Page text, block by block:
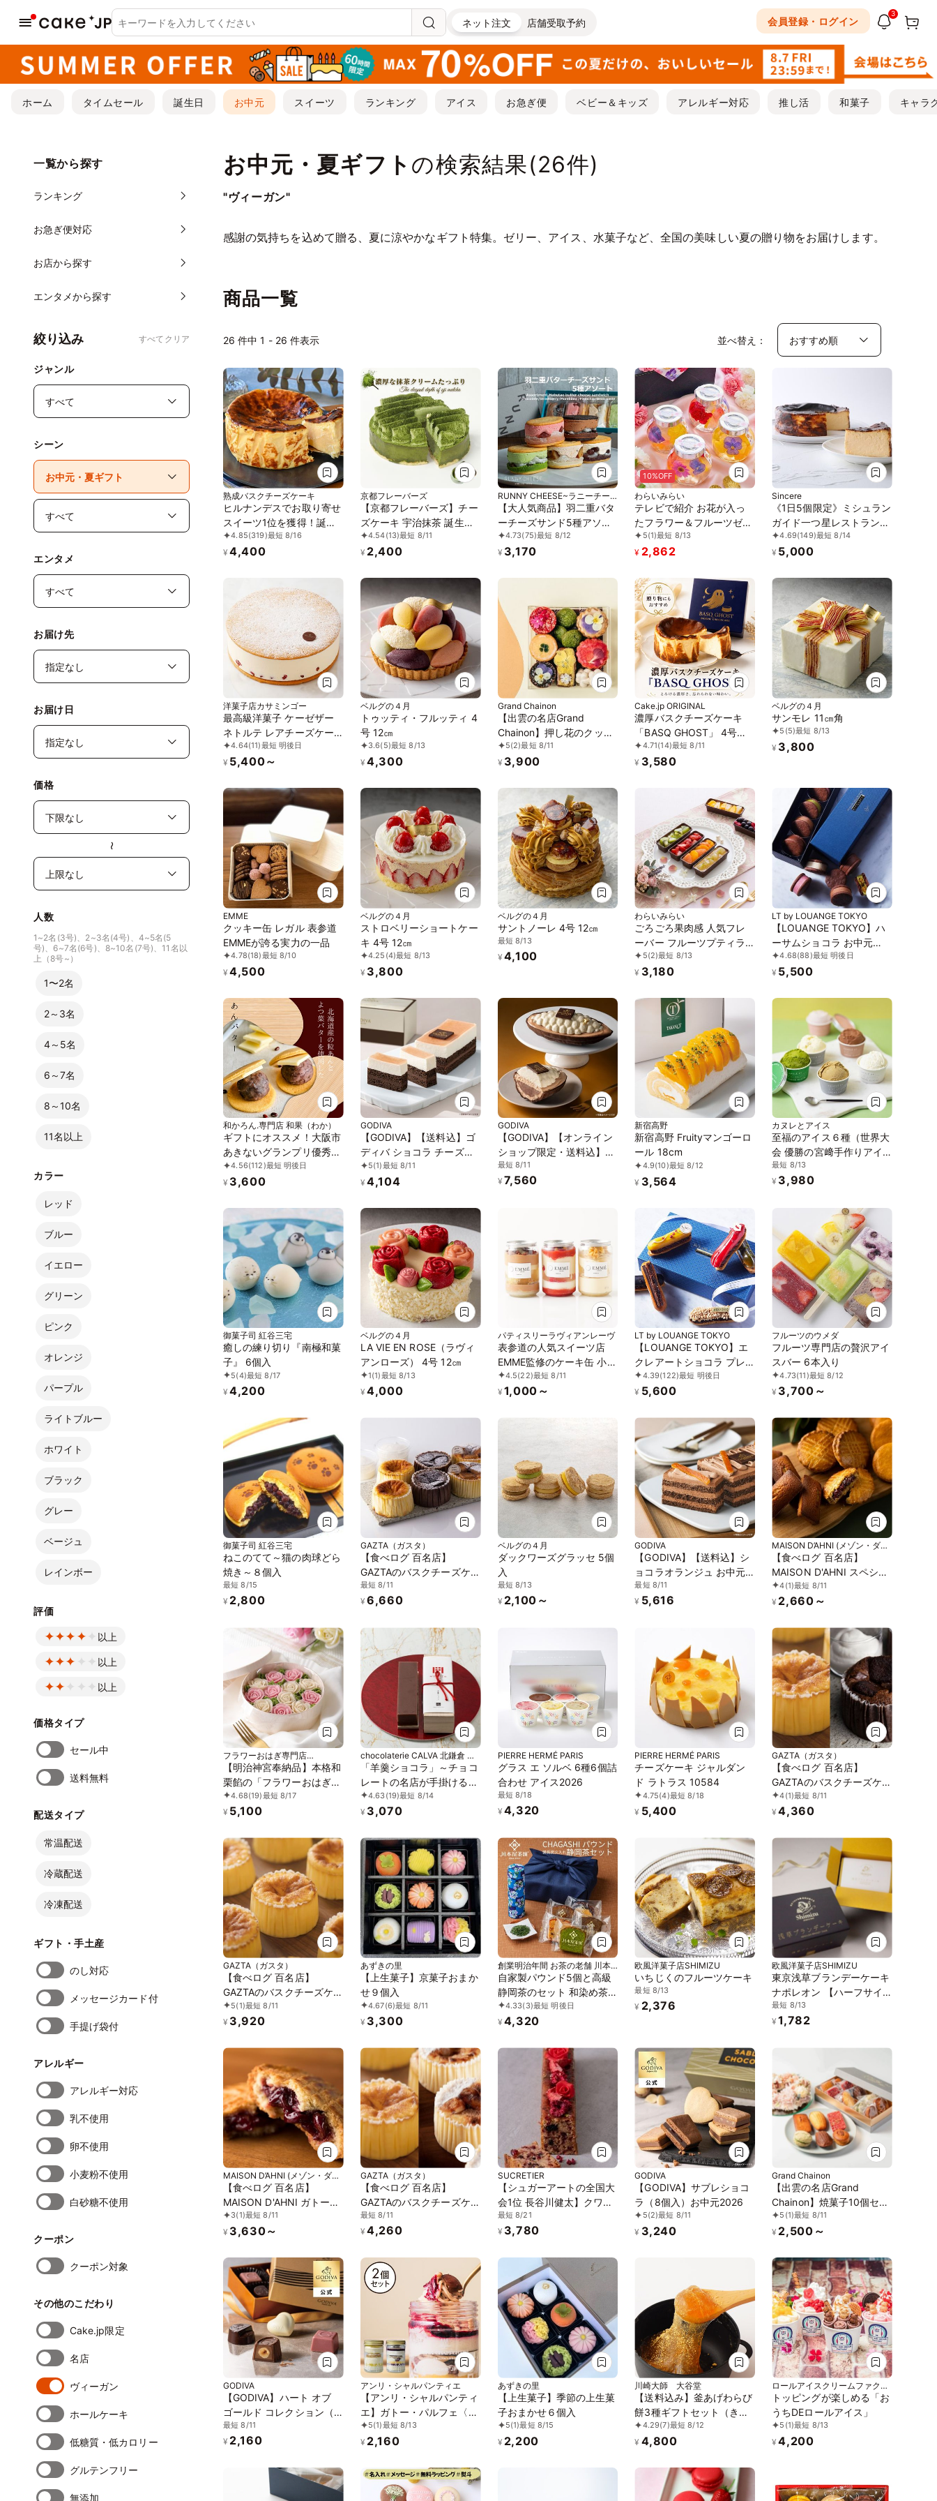
ネット注文 店舗受取予約 会員登録・ログイン
3
ホーム タイムセール 誕生日 お中元 スイーツ ランキング アイス お急ぎ便 ベビー＆キッズ アレルギー対応 推し活 和菓子 キャラ
お中元・夏ギフト の検索結果(26件)
"ヴィーガン"
感謝の気持ちを込めて贈る、夏に涼やかなギフト特集。ゼリー、アイス、水菓子など、全国の美味しい夏の贈り物をお届けします。
一覧から探す
ランキング
お急ぎ便対応
お店から探す
エンタメから探す
絞り込み すべてクリア
ジャンル
シーン
エンタメ
お届け先
お届け日
価格
〜
人数
1~2名(3号)、2~3名(4号)、4~5名(5
号)、6~7名(6号)、8~10名(7号)、11名以
上（8号~）
1〜2名
2～3名
4～5名
6～7名
8～10名
11名以上
カラー
レッド
ブルー
イエロー
グリーン
ピンク
オレンジ
パープル
ライトブルー
ホワイト
ブラック
グレー
ベージュ
レインボー
評価
以上
以上
以上
価格タイプ
セール中
送料無料
配送タイプ
常温配送
冷蔵配送
冷凍配送
ギフト・手土産
のし対応
メッセージカード付
手提げ袋付
アレルギー
アレルギー対応
乳不使用
卵不使用
小麦粉不使用
白砂糖不使用
クーポン
クーポン対象
その他のこだわり
Cake.jp限定
名店
ヴィーガン
ホールケーキ
低糖質・低カロリー
グルテンフリー
無添加
商品一覧
26 件中 1 - 26 件表示 並べ替え：
熟成バスクチーズケーキ
ヒルナンデスでお取り寄せ
スイーツ1位を獲得！誕生
日に 熟成で旨味成分約2
倍！グルテンフリーの「熟
4.85(319)最短 8/16
¥ 4,400
京都フレーバーズ
【京都フレーバーズ】チー
ズケーキ 宇治抹茶 誕生日
プレゼント 贈り物 お中元
2026
4.54(13)最短 8/11
¥ 2,400
RUNNY CHEESE~ラニーチー
ズ~
【大人気商品】羽二重バタ
ーチーズサンド5種アソー
ト4.73(75)最短 8/12
¥ 3,170
10%OFF
わらいみらい
テレビで紹介 お花が入っ
たフラワー＆フルーツゼリ
ー 4個入 お中元2026
5(1)最短 8/13
¥ 2,862
Sincere
《1日5個限定》ミシュラン
ガイド一つ星レストラン
「Sincere」の絶品バスク
チーズケーキ
4.69(149)最短 8/14
¥ 5,000
洋菓子店カサミンゴー
最高級洋菓子 ケーゼザー
ネトルテ レアチーズケー
キ 15cm
4.64(11)最短 明後日
¥ 5,400～
ベルグの４月
トゥッティ・フルッティ 4
号 12㎝
3.6(5)最短 8/13
¥ 4,300
Grand Chainon
【出雲の名店Grand
Chainon】押し花のクッキ
ー缶 ママルニー
5(2)最短 8/11
¥ 3,900
Cake.jp ORIGINAL
濃厚バスクチーズケーキ
「BASQ GHOST」 4号
（12㎝）｜香ばしさととろ
ける幻のくちどけ
4.71(14)最短 8/11
¥ 3,580
ベルグの４月
サンモレ 11㎝角
5 (5)最短 8/13
¥ 3,800
EMME
クッキー缶 レガル 表参道
EMMEが誇る実力の一品
4.78(18)最短 8/10
¥ 4,500
ベルグの４月
ストロベリーショートケー
キ 4号 12㎝
4.25 (4)最短 8/13
¥ 3,800
ベルグの４月
サントノーレ 4号 12㎝
最短 8/13
¥ 4,100
わらいみらい
ごろごろ果肉感 人気フレ
ーバー フルーツプティラ
ーナ 6本入 お中元2026
5(2)最短 8/13
¥ 3,180
LT by LOUANGE TOKYO
【LOUANGE TOKYO】ハ
ーサムショコラ お中元
2026
4.68(88)最短 明後日
¥ 5,500
和かろん.専門店 和果（わか）
ギフトにオススメ！大阪市
あきないグランプリ優秀賞
受賞!!～ メディアで人気の
生どら焼き 和スイーツ～
中元2026
4.56(112)最短 明後日
¥ 3,600
GODIVA
【GODIVA】【送料込】ゴ
ディバ ショコラ チーズケ
ーキ お中元2026
5(1)最短 8/11
¥ 4,104
GODIVA
【GODIVA】【オンライン
ショップ限定・送料込】ト
レゾール ～3つのチョコレ
ートを楽しむアイスケーキ
最短 8/11
¥ 7,560
新宿高野
新宿高野 Fruityマンゴーロ
ール 18cm
4.9(10)最短 8/12
¥ 3,564
カヌレとアイス
至福のアイス６種（世界大
会 優勝の宮﨑手作りアイ
ス６個セット）アイス
2026
最短 8/13
¥ 3,980
御菓子司 紅谷三宅
癒しの練り切り『南極和菓
子』 6個入
5(4)最短 8/17
¥ 4,200
ベルグの４月
LA VIE EN ROSE（ラヴィ
アンローズ） 4号 12㎝
1(1)最短 8/13
¥ 4,000
パティスリーラヴィアンレーヴ
表参道の人気スイーツ店
EMME監修のケーキ缶 小サ
イズ250ml 3缶入 （薔薇と
イチゴ缶、モンブラン缶、
る3種）
4.5(22)最短 8/11
¥ 1,000～
LT by LOUANGE TOKYO
【LOUANGE TOKYO】エ
クレアートショコラ プレ
ミアム お中元2026
4.39(122)最短 明後日
¥ 5,600
フルーツのウメダ
フルーツ専門店の贅沢アイ
スバー 6本入り
4.73(11)最短 8/12
¥ 3,700～
御菓子司 紅谷三宅
ねこのてて～猫の肉球どら
焼き～８個入
最短 8/15
¥ 2,800
GAZTA（ガスタ）
【食べログ 百名店】
GAZTAのバスクチーズケー
キ、チョコレート、ホワイ
トチョコレート 3種6個セ
最短 8/11
¥ 6,660
ベルグの４月
ダックワーズグラッセ 5個
入
最短 8/13
¥ 2,100～
GODIVA
【GODIVA】【送料込】シ
ョコラオランジュ お中元
2026
最短 8/11
¥ 5,616
MAISON D’AHNI (メゾン・ダー
ニ)
【食べログ 百名店】
MAISON D'AHNI スペシャ
リテ 6個入り
4(1)最短 8/11
¥ 2,660～
フラワーおはぎ専門店
Oh!huggy!!
【明治神宮奉納品】本格和
栗餡の「フラワーおはぎボ
ックス」お中元2026
4.68(19)最短 8/17
¥ 5,100
chocolaterie CALVA 北鎌倉 門
前「羊羹ショコラ」～チョコ
レートの名店が手掛ける和
と洋の新食感～
4.63 (19)最短 8/14
¥ 3,070
PIERRE HERMÉ PARIS
グラス エ ソルベ 6種6個詰
合わせ アイス2026
最短 8/18
¥ 4,320
PIERRE HERMÉ PARIS
チーズケーキ ジャルダン
ド ラトラス 10584
4.75(4)最短 8/18
¥ 5,400
GAZTA（ガスタ）
【食べログ 百名店】
GAZTAのバスクチーズケー
キとチョコレートバスクチ
ーズケーキ 2種4個セット
4(1)最短 8/11
¥ 4,360
GAZTA（ガスタ）
【食べログ 百名店】
GAZTAのバスクチーズケー
キ(8cm）4個入り お中元
2026
5(1)最短 8/11
¥ 3,920
あずきの里
【上生菓子】京菓子おまか
せ９個入
4.67(6)最短 8/11
¥ 3,300
創業明治年間 お茶の老舗 川本
屋
自家製パウンド5個と高級
静岡茶のセット 和染め茶
缶・風呂敷包装付き お中
元2026
4.33(3)最短 明後日
¥ 4,320
欧風洋菓子店SHIMIZU
いちじくのフルーツケーキ
最短 8/13
¥ 2,376
欧風洋菓子店SHIMIZU
東京浅草ブランデーケーキ
ナポレオン 【ハーフサイ
ズ】
最短 8/13
¥ 1,782
MAISON D’AHNI (メゾン・ダー
ニ)
【食べログ 百名店】
MAISON D'AHNI ガトーバ
スクとガトーバスク オウ
ショコラセット 6個入り お
3(1)最短 8/11
¥ 3,630～
GAZTA（ガスタ）
【食べログ 百名店】
GAZTAのバスクチーズケー
キとホワイトチョコレート
バスクチーズケーキ2種4個
最短 8/11
¥ 4,260
SUCRETIER
【シュガーアートの全国大
会1位 長谷川健太】クワト
ロ・ベリーローズ・ケーク
最短 8/21
¥ 3,780
GODIVA
【GODIVA】サブレショコ
ラ（8個入）お中元2026
5(2)最短 8/11
¥ 3,240
Grand Chainon
【出雲の名店Grand
Chainon】焼菓子10個セッ
ト5 (1)最短 8/11
¥ 2,500～
GODIVA
【GODIVA】ハート オブ
ゴールド コレクション（6
粒入）お中元2026
最短 8/11
¥ 2,160
アンリ・シャルパンティエ
【アンリ・シャルパンティ
エ】ガトー・パルフェ〈チ
ーズケーキ×カシスモンブ
ラン〉
5(1)最短 8/13
¥ 2,160
あずきの里
【上生菓子】季節の上生菓
子おまかせ６個入
5(1)最短 8/15
¥ 2,200
川崎大師 大谷堂
【送料込み】釜あげわらび
餅3種ギフトセット（きな
こ2個、抹茶2個、ほうじ茶
2個）《コード２》
4.29(7)最短 8/12
¥ 4,800
ロールアイスクリームファクト
リー
トッピングが楽しめる「お
うちDEロールアイス」
5 (1)最短 8/13
¥ 4,200